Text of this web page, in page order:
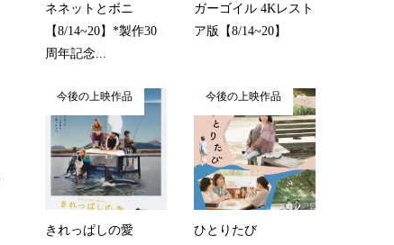
ネネットとボニ
【8/14~20】*製作30
周年記念...
ガーゴイル 4Kレスト
ア版【8/14~20】
今後の上映作品
きれっぱしの愛
今後の上映作品
ひとりたび